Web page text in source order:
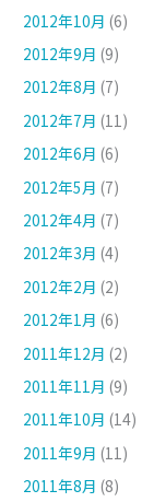
2012年10月 (6)
2012年9月 (9)
2012年8月 (7)
2012年7月 (11)
2012年6月 (6)
2012年5月 (7)
2012年4月 (7)
2012年3月 (4)
2012年2月 (2)
2012年1月 (6)
2011年12月 (2)
2011年11月 (9)
2011年10月 (14)
2011年9月 (11)
2011年8月 (8)